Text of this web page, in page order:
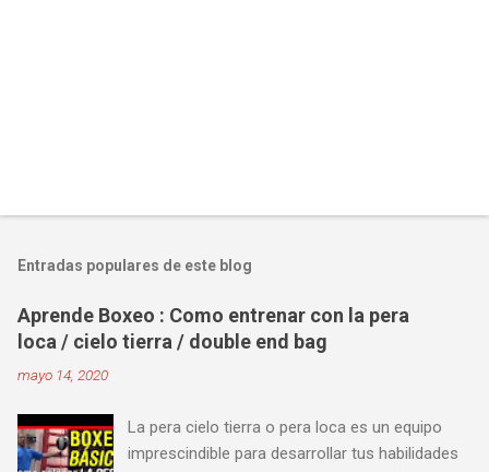
Entradas populares de este blog
Aprende Boxeo : Como entrenar con la pera
loca / cielo tierra / double end bag
mayo 14, 2020
La pera cielo tierra o pera loca es un equipo
imprescindible para desarrollar tus habilidades